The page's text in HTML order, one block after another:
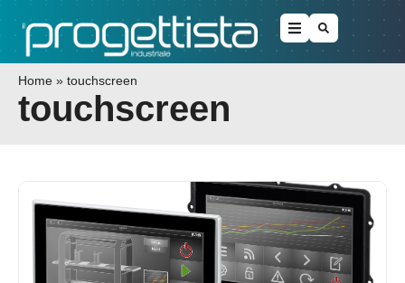
Home » touchscreen
touchscreen